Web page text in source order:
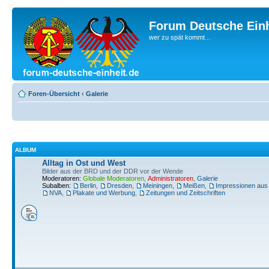
Forum Deutsche
wer zu spät kommt...
Foren-Übersicht ‹ Galerie
ALBUM
Alltag in Ost und West
Bilder aus der BRD und der DDR vor der Wende
Moderatoren: Globale Moderatoren Administratoren Galerie
Subalben:
Berlin Dresden Meiningen Meißen
Impressionen
NVA
Plakate und Werbung Zeitungen und Zeitschriften